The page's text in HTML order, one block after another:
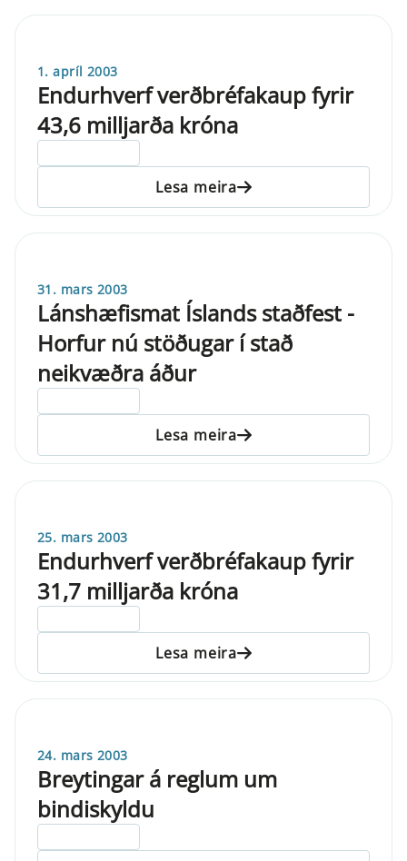
1. apríl 2003
Endurhverf verðbréfakaup fyrir
43,6 milljarða króna
Lesa meira
31. mars 2003
Lánshæfismat Íslands staðfest -
Horfur nú stöðugar í stað
neikvæðra áður
Lesa meira
25. mars 2003
Endurhverf verðbréfakaup fyrir
31,7 milljarða króna
Lesa meira
24. mars 2003
Breytingar á reglum um
bindiskyldu